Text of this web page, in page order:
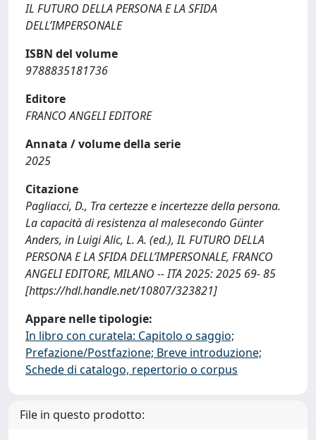
IL FUTURO DELLA PERSONA E LA SFIDA
DELL’IMPERSONALE
ISBN del volume
9788835181736
Editore
FRANCO ANGELI EDITORE
Annata / volume della serie
2025
Citazione
Pagliacci, D., Tra certezze e incertezze della persona.
La capacità di resistenza al malesecondo Günter
Anders, in Luigi Alic, L. A. (ed.), IL FUTURO DELLA
PERSONA E LA SFIDA DELL’IMPERSONALE, FRANCO
ANGELI EDITORE, MILANO -- ITA 2025: 2025 69- 85
[https://hdl.handle.net/10807/323821]
Appare nelle tipologie:
In libro con curatela: Capitolo o saggio;
Prefazione/Postfazione; Breve introduzione;
Schede di catalogo, repertorio o corpus
File in questo prodotto: